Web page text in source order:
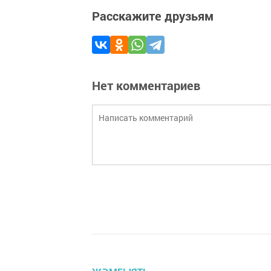
Расскажите друзьям
Нет комментариев